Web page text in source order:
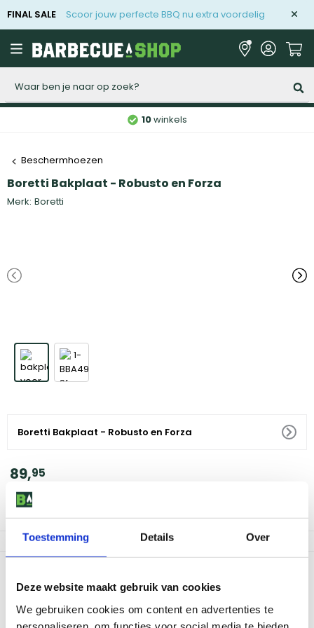
Toestemming Details Over
Deze website maakt gebruik van cookies
We gebruiken cookies om content en advertenties te
FINAL SALE Scoor jouw perfecte BBQ nu extra voordelig
10winkels
Beschermhoezen
Boretti Bakplaat - Robusto en Forza
Merk: Boretti
Boretti Bakplaat - Robusto en Forza
89,95
Voor 18:00 besteld, morgen in huis
Af te halen in 9 winkels
Met de geëmailleerde gietijzeren bakplaat bak je de lekkerste
gerechten in mum van tijd. De bakplaat is de ideale uitbreiding
voor de Boretti Robusto en Forza barbecues. De voordelen van